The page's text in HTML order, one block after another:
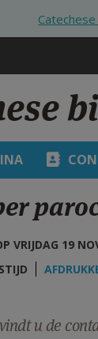
VRIJDAG 19
u de